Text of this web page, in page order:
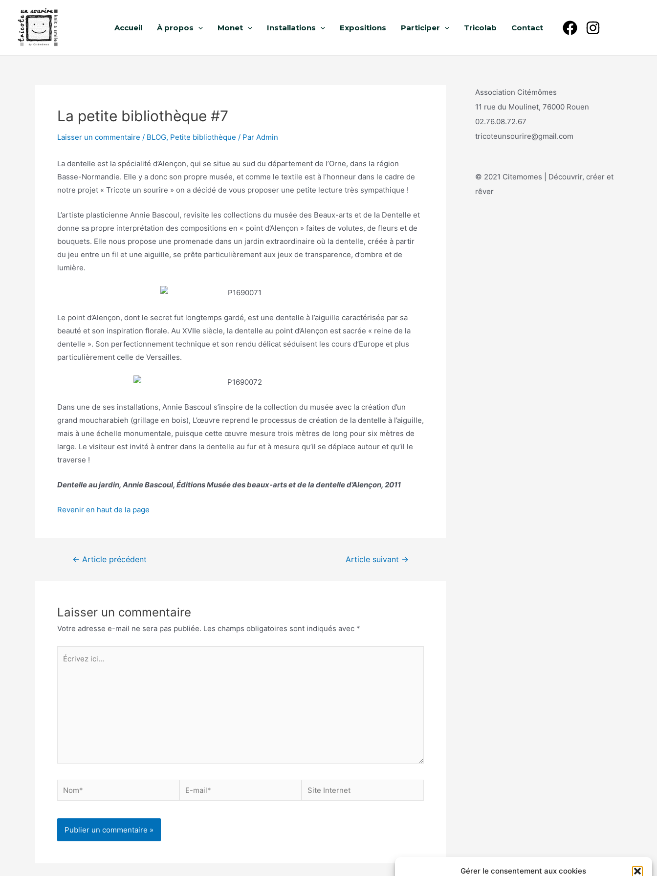
Gérer le consentement aux cookies
Accueil À propos Monet Installations Expositions Participer Tricolab Contact
La petite bibliothèque #7
Laisser un commentaire / BLOG, Petite bibliothèque / Par Admin
La dentelle est la spécialité d’Alençon, qui se situe au sud du département de l’Orne, dans la région
Basse-Normandie. Elle y a donc son propre musée, et comme le textile est à l’honneur dans le cadre de
notre projet « Tricote un sourire » on a décidé de vous proposer une petite lecture très sympathique !
L’artiste plasticienne Annie Bascoul, revisite les collections du musée des Beaux-arts et de la Dentelle et
donne sa propre interprétation des compositions en « point d’Alençon » faites de volutes, de fleurs et de
bouquets. Elle nous propose une promenade dans un jardin extraordinaire où la dentelle, créée à partir
du jeu entre un fil et une aiguille, se prête particulièrement aux jeux de transparence, d’ombre et de
lumière.
Le point d’Alençon, dont le secret fut longtemps gardé, est une dentelle à l’aiguille caractérisée par sa
beauté et son inspiration florale. Au XVIIe siècle, la dentelle au point d’Alençon est sacrée « reine de la
dentelle ». Son perfectionnement technique et son rendu délicat séduisent les cours d’Europe et plus
particulièrement celle de Versailles.
Dans une de ses installations, Annie Bascoul s’inspire de la collection du musée avec la création d’un
grand moucharabieh (grillage en bois), L’œuvre reprend le processus de création de la dentelle à l’aiguille,
mais à une échelle monumentale, puisque cette œuvre mesure trois mètres de long pour six mètres de
large. Le visiteur est invité à entrer dans la dentelle au fur et à mesure qu’il se déplace autour et qu’il le
traverse !
Dentelle au jardin, Annie Bascoul, Éditions Musée des beaux-arts et de la dentelle d’Alençon, 2011
Revenir en haut de la page
← Article précédent Article suivant →
Laisser un commentaire
Votre adresse e-mail ne sera pas publiée. Les champs obligatoires sont indiqués avec *
Association Citémômes
11 rue du Moulinet, 76000 Rouen
02.76.08.72.67
tricoteunsourire@gmail.com
© 2021 Citemomes | Découvrir, créer et
rêver